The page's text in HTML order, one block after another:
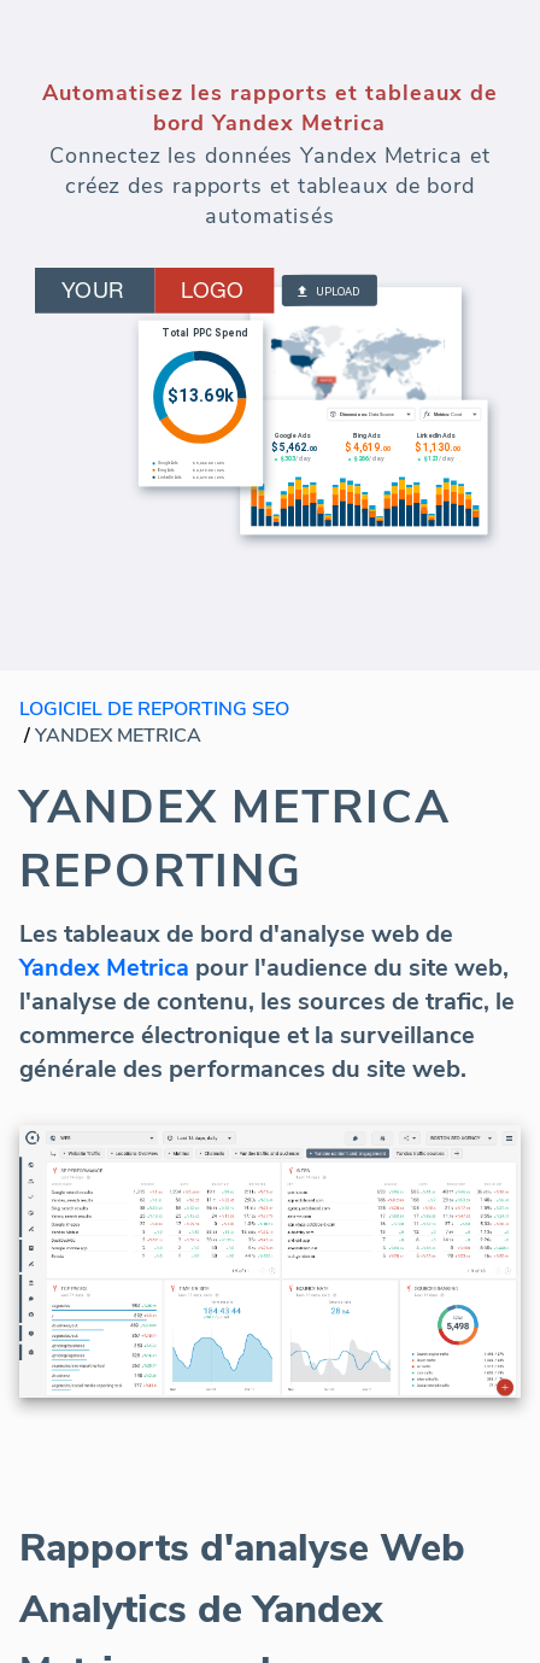
Automatisez les rapports et tableaux de
bord Yandex Metrica
Connectez les données Yandex Metrica et
créez des rapports et tableaux de bord
automatisés
LOGICIEL DE REPORTING SEO
/YANDEX METRICA
YANDEX METRICA
REPORTING
Les tableaux de bord d'analyse web de
Yandex Metrica pour l'audience du site web,
l'analyse de contenu, les sources de trafic, le
commerce électronique et la surveillance
générale des performances du site web.
Rapports d'analyse Web
Analytics de Yandex